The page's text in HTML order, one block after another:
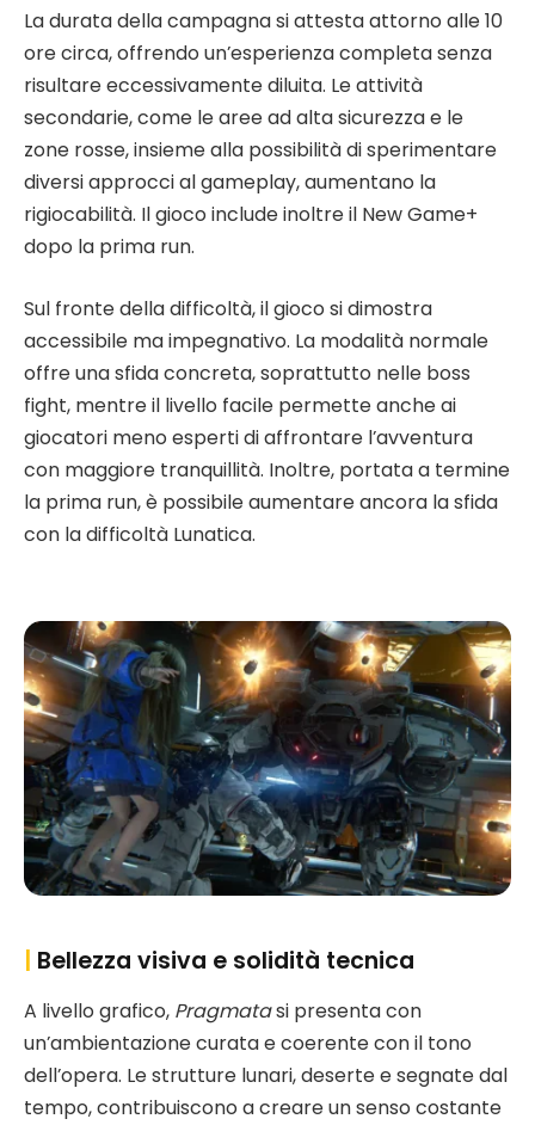
La durata della campagna si attesta attorno alle 10
ore circa, offrendo un’esperienza completa senza
risultare eccessivamente diluita. Le attività
secondarie, come le aree ad alta sicurezza e le
zone rosse, insieme alla possibilità di sperimentare
diversi approcci al gameplay, aumentano la
rigiocabilità. Il gioco include inoltre il New Game+
dopo la prima run.
Sul fronte della difficoltà, il gioco si dimostra
accessibile ma impegnativo. La modalità normale
offre una sfida concreta, soprattutto nelle boss
fight, mentre il livello facile permette anche ai
giocatori meno esperti di affrontare l’avventura
con maggiore tranquillità. Inoltre, portata a termine
la prima run, è possibile aumentare ancora la sfida
con la difficoltà Lunatica.
| Bellezza visiva e solidità tecnica
A livello grafico, Pragmatasi presenta con
un’ambientazione curata e coerente con il tono
dell’opera. Le strutture lunari, deserte e segnate dal
tempo, contribuiscono a creare un senso costante